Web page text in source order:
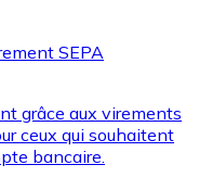
SEPA
grâce aux virements
ceux qui souhaitent
bancaire.